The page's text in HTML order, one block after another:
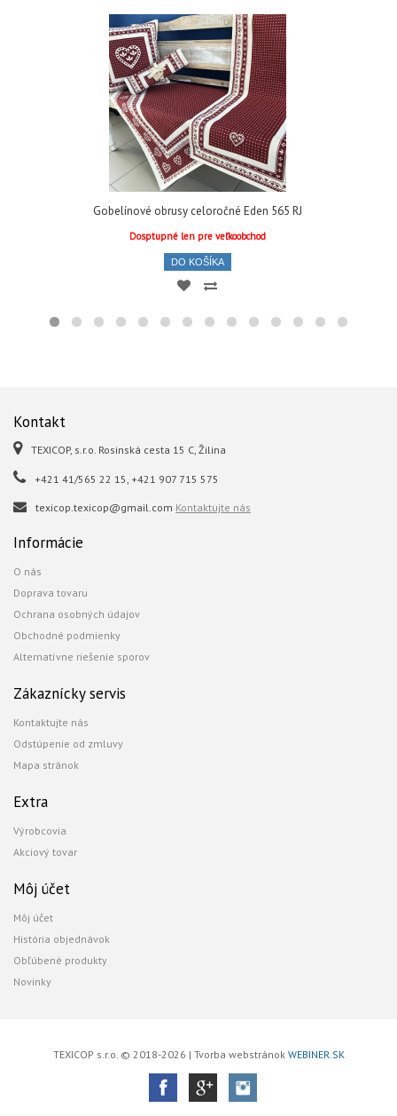
Gobelínové obrusy celoročné Eden 565 RJ
Dosptupné len pre veľkoobchod
DO KOŠÍKA
Kontakt
TEXICOP, s.r.o. Rosinská cesta 15 C, Žilina
+421 41/565 22 15, +421 907 715 575
texicop.texicop@gmail.com Kontaktujte nás
Informácie
O nás
Doprava tovaru
Ochrana osobných údajov
Obchodné podmienky
Alternatívne riešenie sporov
Zákaznícky servis
Kontaktujte nás
Odstúpenie od zmluvy
Mapa stránok
Extra
Výrobcovia
Akciový tovar
Môj účet
Môj účet
História objednávok
Obľúbené produkty
Novinky
TEXICOP s.r.o. © 2018-2026 | Tvorba webstránok WEBINER.SK